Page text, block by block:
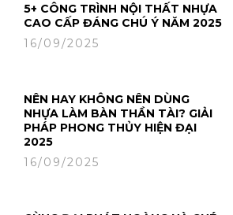
5+ CÔNG TRÌNH NỘI THẤT NHỰA
CAO CẤP ĐÁNG CHÚ Ý NĂM 2025
16/09/2025
NÊN HAY KHÔNG NÊN DÙNG
NHỰA LÀM BÀN THẦN TÀI? GIẢI
PHÁP PHONG THỦY HIỆN ĐẠI
2025
16/09/2025